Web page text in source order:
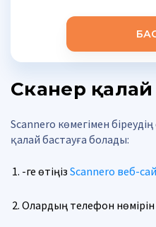
Сканер қалай
Scannero көмегімен
қалай бастауға болады:
-ге өтіңіз Scannero веб-
Олардың телефон нөмірін